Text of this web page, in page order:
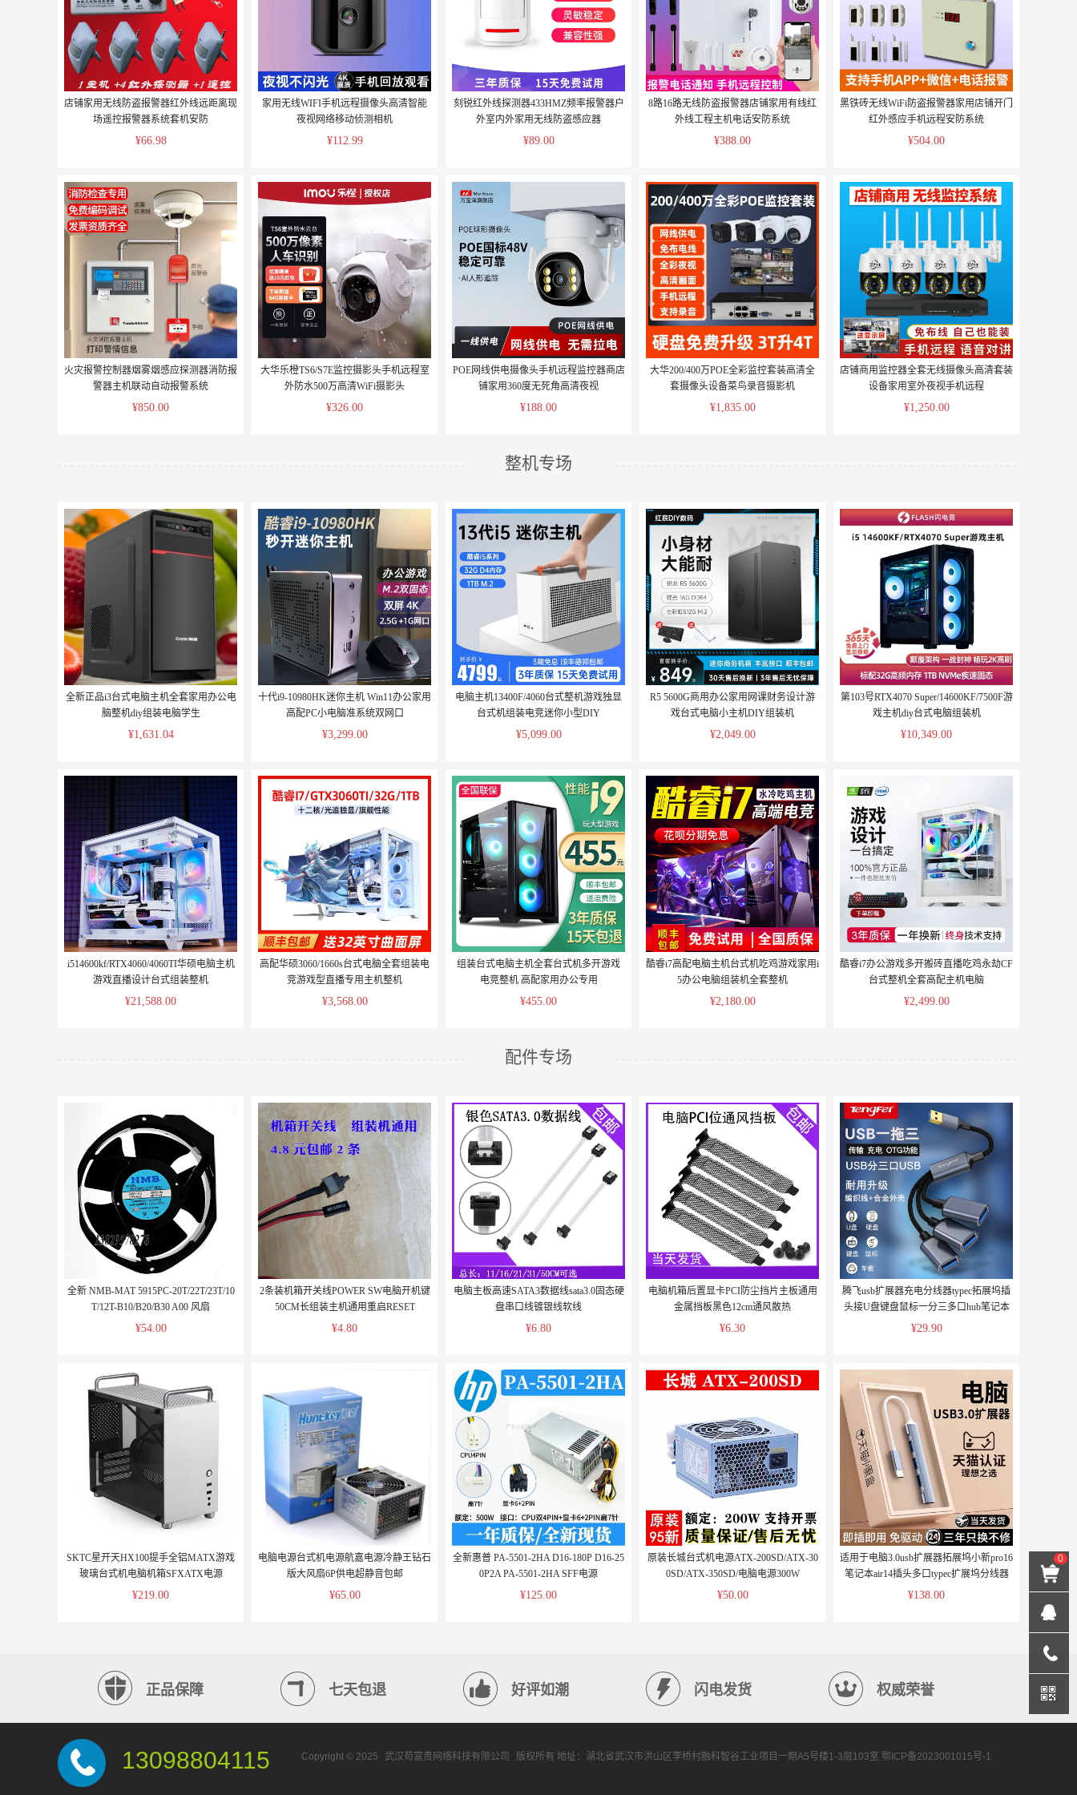
店铺家用无线防盗报警器红外线远距离现
场遥控报警器系统套机安防
¥66.98
家用无线WIFI手机远程摄像头高清智能
夜视网络移动侦测相机
¥112.99
刻锐红外线探测器433HMZ频率报警器户
外室内外家用无线防盗感应器
¥89.00
8路16路无线防盗报警器店铺家用有线红
外线工程主机电话安防系统
¥388.00
黑铁砖无线WiFi防盗报警器家用店铺开门
红外感应手机远程安防系统
¥504.00
火灾报警控制器烟雾烟感应探测器消防报
警器主机联动自动报警系统
¥850.00
大华乐橙TS6/S7E监控摄影头手机远程室
外防水500万高清WiFi摄影头
¥326.00
POE网线供电摄像头手机远程监控器商店
铺家用360度无死角高清夜视
¥188.00
大华200/400万POE全彩监控套装高清全
套摄像头设备菜鸟录音摄影机
¥1,835.00
店铺商用监控器全套无线摄像头高清套装
设备家用室外夜视手机远程
¥1,250.00
整机专场
全新正品i3台式电脑主机全套家用办公电
脑整机diy组装电脑学生
¥1,631.04
十代i9-10980HK迷你主机 Win11办公家用
高配PC小电脑准系统双网口
¥3,299.00
电脑主机13400F/4060台式整机游戏独显
台式机组装电竞迷你小型DIY
¥5,099.00
R5 5600G商用办公家用网课财务设计游
戏台式电脑小主机DIY组装机
¥2,049.00
第103号RTX4070 Super/14600KF/7500F游
戏主机diy台式电脑组装机
¥10,349.00
i514600kf/RTX4060/4060TI华硕电脑主机
游戏直播设计台式组装整机
¥21,588.00
高配华硕3060/1660s台式电脑全套组装电
竞游戏型直播专用主机整机
¥3,568.00
组装台式电脑主机全套台式机多开游戏
电竞整机 高配家用办公专用
¥455.00
酷睿i7高配电脑主机台式机吃鸡游戏家用i
5办公电脑组装机全套整机
¥2,180.00
酷睿i7办公游戏多开搬砖直播吃鸡永劫CF
台式整机全套高配主机电脑
¥2,499.00
配件专场
全新 NMB-MAT 5915PC-20T/22T/23T/10
T/12T-B10/B20/B30 A00 风扇
¥54.00
2条装机箱开关线POWER SW电脑开机键
50CM长组装主机通用重启RESET
¥4.80
电脑主板高速SATA3数据线sata3.0固态硬
盘串口线镀银线软线
¥6.80
电脑机箱后置显卡PCI防尘挡片主板通用
金属挡板黑色12cm通风散热
¥6.30
腾飞usb扩展器充电分线器typec拓展坞插
头接U盘键盘鼠标一分三多口hub笔记本
电脑ubs1拖2转接头加长供电延长
¥29.90
SKTC星开天HX100提手全铝MATX游戏
玻璃台式机电脑机箱SFXATX电源
¥219.00
电脑电源台式机电源航嘉电源冷静王钻石
版大风扇6P供电超静音包邮
¥65.00
全新惠普 PA-5501-2HA D16-180P D16-25
0P2A PA-5501-2HA SFF电源
¥125.00
原装长城台式机电源ATX-200SD/ATX-30
0SD/ATX-350SD/电脑电源300W
¥50.00
适用于电脑3.0usb扩展器拓展坞小新pro16
笔记本air14插头多口typec扩展坞分线器
拯救者多接口转换器
¥138.00
正品保障 七天包退 好评如潮 闪电发货 权威荣誉
13098804115 Copyright © 2025 武汉苟富贵网络科技有限公司 版权所有 地址：湖北省武汉市洪山区李桥村融科智谷工业项目一期A5号楼1-3层103室 鄂ICP备2023001015号-1
0